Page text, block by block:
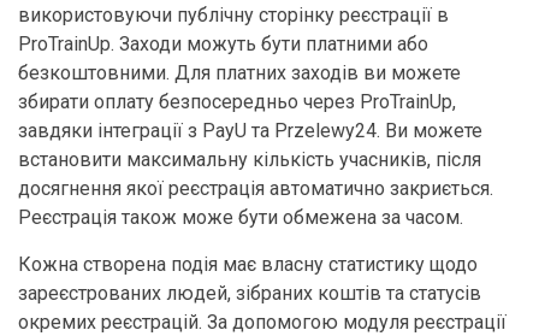
використовуючи публічну сторінку реєстрації в
ProTrainUp. Заходи можуть бути платними або
безкоштовними. Для платних заходів ви можете
збирати оплату безпосередньо через ProTrainUp,
завдяки інтеграції з PayU та Przelewy24. Ви можете
встановити максимальну кількість учасників, після
досягнення якої реєстрація автоматично закриється.
Реєстрація також може бути обмежена за часом.
Кожна створена подія має власну статистику щодо
зареєстрованих людей, зібраних коштів та статусів
окремих реєстрацій. За допомогою модуля реєстрації